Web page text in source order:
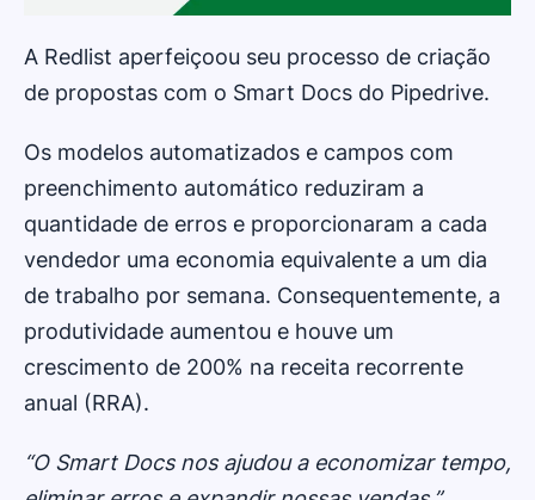
A Redlist aperfeiçoou seu processo de criação
de propostas com o Smart Docs do Pipedrive.
Os modelos automatizados e campos com
preenchimento automático reduziram a
quantidade de erros e proporcionaram a cada
vendedor uma economia equivalente a um dia
de trabalho por semana. Consequentemente, a
produtividade aumentou e houve um
crescimento de 200% na receita recorrente
anual (RRA).
“O Smart Docs nos ajudou a economizar tempo,